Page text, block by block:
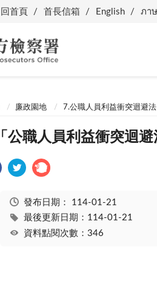
回首頁 首長信箱 English ภา
廉政園地 7.公職人員利益衝突迴避法
「公職人員利益衝突迴
發布日期： 114-01-21
最後更新日期：114-01-21
資料點閱次數：346